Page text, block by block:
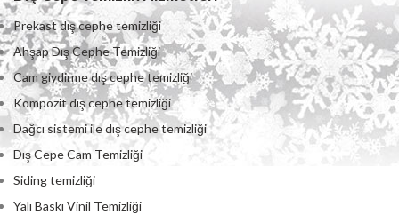
Prekast dış cephe temizliği
Ahşap Dış Cephe Temizliği
Cam giydirme dış cephe temizliği
Kompozit dış cephe temizliği
Dağcı sistemi ile dış cephe temizliği
Dış Cepe Cam Temizliği
Siding temizliği
Yalı Baskı Vinil Temizliği